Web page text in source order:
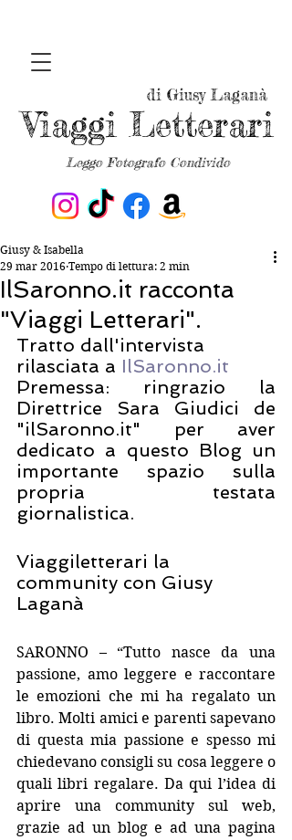
Leggo Fotografo Condivido
Viaggi Letterari
di Giusy Laganà
IlSaronno.it racconta
"Viaggi Letterari".
Giusy & Isabella
29 mar 2016 Tempo di lettura: 2 min
Tratto dall'intervista
rilasciata a IlSaronno.it
Premessa: ringrazio la
Direttrice Sara Giudici de
"ilSaronno.it" per aver
dedicato a questo Blog un
importante spazio sulla
propria testata
giornalistica.
Viaggiletterari la
community con Giusy
Laganà
SARONNO – “Tutto nasce da una
passione, amo leggere e raccontare
le emozioni che mi ha regalato un
libro. Molti amici e parenti sapevano
di questa mia passione e spesso mi
chiedevano consigli su cosa leggere o
quali libri regalare. Da qui l’idea di
aprire una community sul web,
grazie ad un blog e ad una pagina